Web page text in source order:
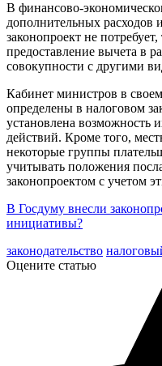
В финансово-
дополнительных расходов
законопроект не
предоставление вычета в
совокупности с другими
Кабинет министров в
определены в налоговом
установлена возможность
действий. Кроме того,
некоторые группы
учитывать положения
законопроектом с учетом
В Госдуму внесли
инициативы?
законодательство
Оцените статью